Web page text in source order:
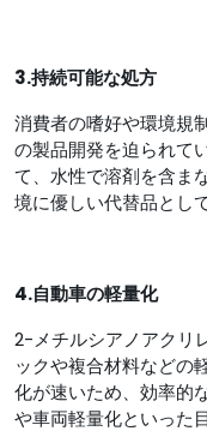
3.持続可能な処方
消費者の嗜好や環境規
の製品開発を迫られて
て、水性で溶剤を含ま
境に優しい代替品とし
4.自動車の軽量化
2-メチルシアノアクリ
ックや複合材料などの
化が速いため、効率的
や車両軽量化といった